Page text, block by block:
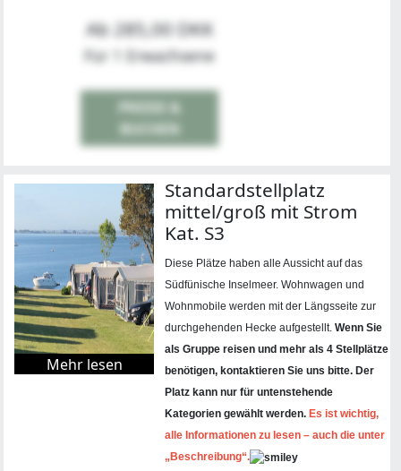
Ab 285,00 DKK
Für 1 Erwachsene
PREISE &
BUCHEN
Mehr lesen
Standardstellplatz
mittel/groß mit Strom
Kat. S3
Diese Plätze haben alle Aussicht auf das
Südfünische Inselmeer. Wohnwagen und
Wohnmobile werden mit der Längsseite zur
durchgehenden Hecke aufgestellt. Wenn Sie
als Gruppe reisen und mehr als 4 Stellplätze
benötigen, kontaktieren Sie uns bitte. Der
Platz kann nur für untenstehende
Kategorien gewählt werden. Es ist wichtig,
alle Informationen zu lesen – auch die unter
„Beschreibung“.